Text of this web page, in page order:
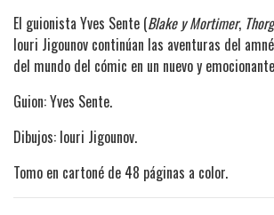
El guionista Yves Sente (Blake y Mortimer,
Iouri Jigounov continúan las aventuras del
del mundo del cómic en un nuevo y
Guion: Yves Sente.
Dibujos: Iouri Jigounov.
Tomo en cartoné de 48 páginas a color.